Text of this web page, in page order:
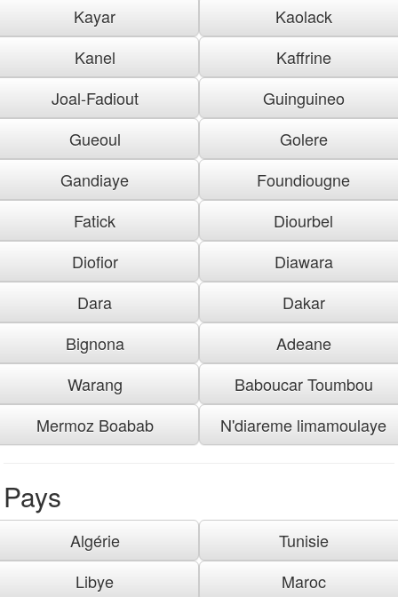
Kayar
Kaolack
Kanel
Kaffrine
Joal-Fadiout
Guinguineo
Gueoul
Golere
Gandiaye
Foundiougne
Fatick
Diourbel
Diofior
Diawara
Dara
Dakar
Bignona
Adeane
Warang
Baboucar Toumbou
Mermoz Boabab
N'diareme limamoulaye
Pays
Algérie
Tunisie
Libye
Maroc